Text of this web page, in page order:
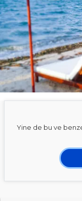
Yine de bu ve